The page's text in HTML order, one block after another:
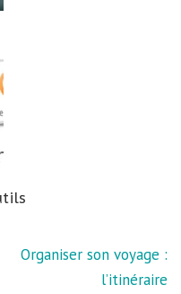
Organiser son voyage :
l’itinéraire